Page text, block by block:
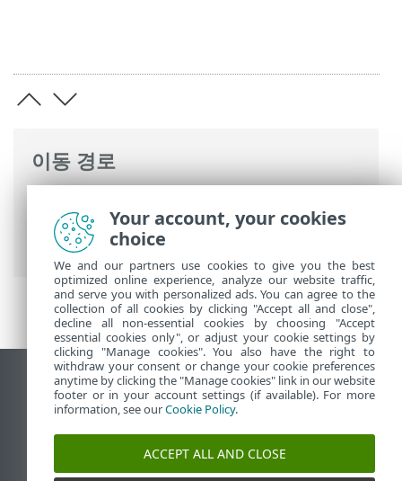
이동 경로
고급 설정>보호>클라우드 기반 보호>
제외 필터
데스크톱 사이트 보기
End of Life
ESET 지식 베이스
Your account, your cookies
choice
We and our partners use cookies to give you the best
optimized online experience, analyze our website traffic,
and serve you with personalized ads. You can agree to the
collection of all cookies by clicking "Accept all and close",
decline all non-essential cookies by choosing "Accept
essential cookies only", or adjust your cookie settings by
clicking "Manage cookies". You also have the right to
withdraw your consent or change your cookie preferences
anytime by clicking the "Manage cookies" link in our website
footer or in your account settings (if available). For more
information, see ourCookie Policy.
ACCEPT ALL AND CLOSE